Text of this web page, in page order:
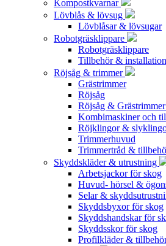
Kompostkvarnar
Lövblås & lövsug
Lövblåsar & lövsugar
Robotgräsklippare
Robotgräsklippare
Tillbehör &
Röjsåg & trimmer
Grästrimmer
Röjsåg
Röjsåg &
Kombimaskiner och
Röjklingor &
Trimmerhuvud
Trimmertråd &
Skyddskläder & utrustning
Arbetsjackor för skog
Huvud- hörsel &
Selar &
Skyddsbyxor för skog
Skyddshandskar för
Skyddsskor för skog
Profilkläder &